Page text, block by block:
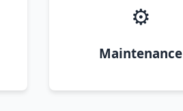
⚙️
Maintenance